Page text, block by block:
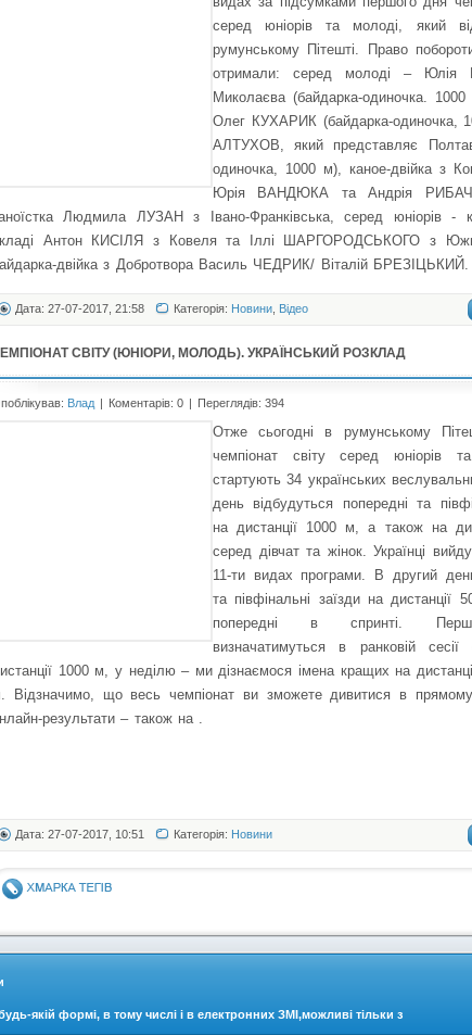
серед юніорів та молоді, який
румунському Пітешті. Право
отримали: серед молоді –
Миколаєва (байдарка-одиночка.
Олег КУХАРИК (байдарка-одиночка,
АЛТУХОВ, який представляє
одиночка, 1000 м), каное-двійка з
Юрія ВАНДЮКА та Андрія
Людмила ЛУЗАН з Івано-Франківська, серед юніорів -
Антон КИСІЛЯ з Ковеля та Іллі ШАРГОРОДСЬКОГО з
двійка з Добротвора Василь ЧЕДРИК/ Віталій БРЕЗІЦЬКИЙ.
Дата: 27-07-2017, 21:58 Категорія: Новини Відео
CВІТУ (ЮНІОРИ, МОЛОДЬ). УКРАЇНСЬКИЙ РОЗКЛАД
Влад | Коментарів: 0 | Переглядів: 394
Отже сьогодні в румунському
чемпіонат світу серед юніорів
стартують 34 українських
день відбудуться попередні та
на дистанції 1000 м, а також на
серед дівчат та жінок. Українці
11-ти видах програми. В другий
та півфінальні заїзди на дистанції
попередні в спринті.
визначатимуться в ранковій
1000 м, у неділю – ми дізнаємося імена кращих на
Відзначимо, що весь чемпіонат ви зможете дивитися в
результати – також на .
Дата: 27-07-2017, 10:51 Категорія: Новини
якій формі, в тому числі і в електронних ЗМІ,можливі тільки з